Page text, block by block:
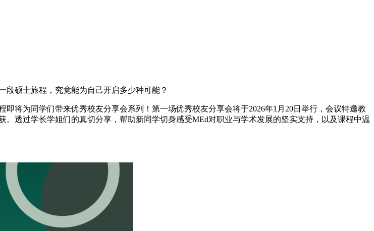
段硕士旅程，究竟能为自己开启多少种可能？
将为同学们带来优秀校友分享会系列！第一场优秀校友分享会将于2026年1月20日举行，会议特邀教
透过学长学姐们的真切分享，帮助新同学切身感受MEd对职业与学术发展的坚实支持，以及课程中温